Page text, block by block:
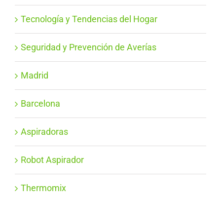
Tecnología y Tendencias del Hogar
Seguridad y Prevención de Averías
Madrid
Barcelona
Aspiradoras
Robot Aspirador
Thermomix